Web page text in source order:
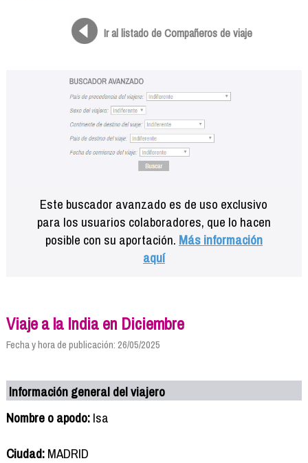
Ir al listado de Compañeros de viaje
Este buscador avanzado es de uso exclusivo
para los usuarios colaboradores, que lo hacen
posible con su aportación. Más información
aquí
Viaje a la India en Diciembre
Fecha y hora de publicación: 26/05/2025
Información general del viajero
Nombre o apodo:Isa
Ciudad:MADRID